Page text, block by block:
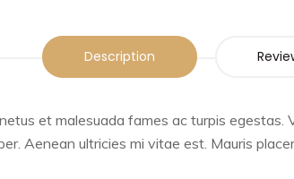
Description
et malesuada fames ac turpis
Aenean ultricies mi vitae est. Mauris